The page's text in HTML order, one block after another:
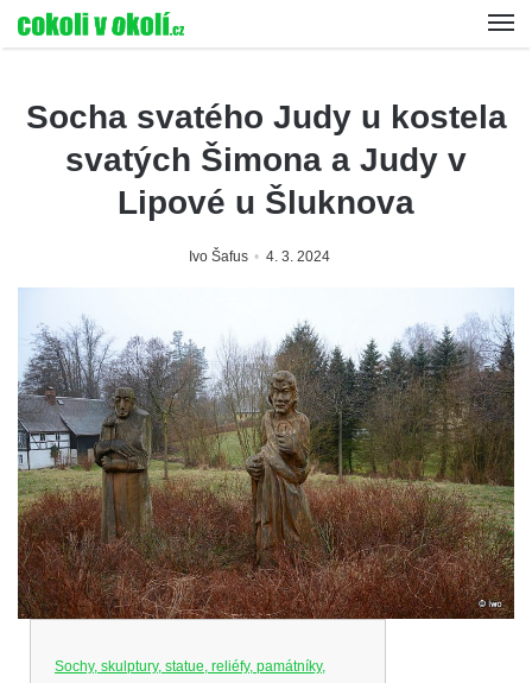
Socha svatého Judy u kostela
svatých Šimona a Judy v
Lipové u Šluknova
Ivo Šafus 4. 3. 2024
Sochy, skulptury, statue, reliéfy, památníky,